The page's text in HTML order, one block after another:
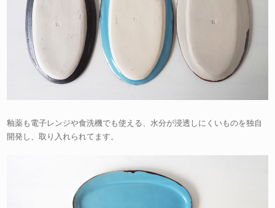
釉薬も電子レンジや食洗機でも使える、水分が浸透しにくいものを独自
開発し、取り入れられてます。